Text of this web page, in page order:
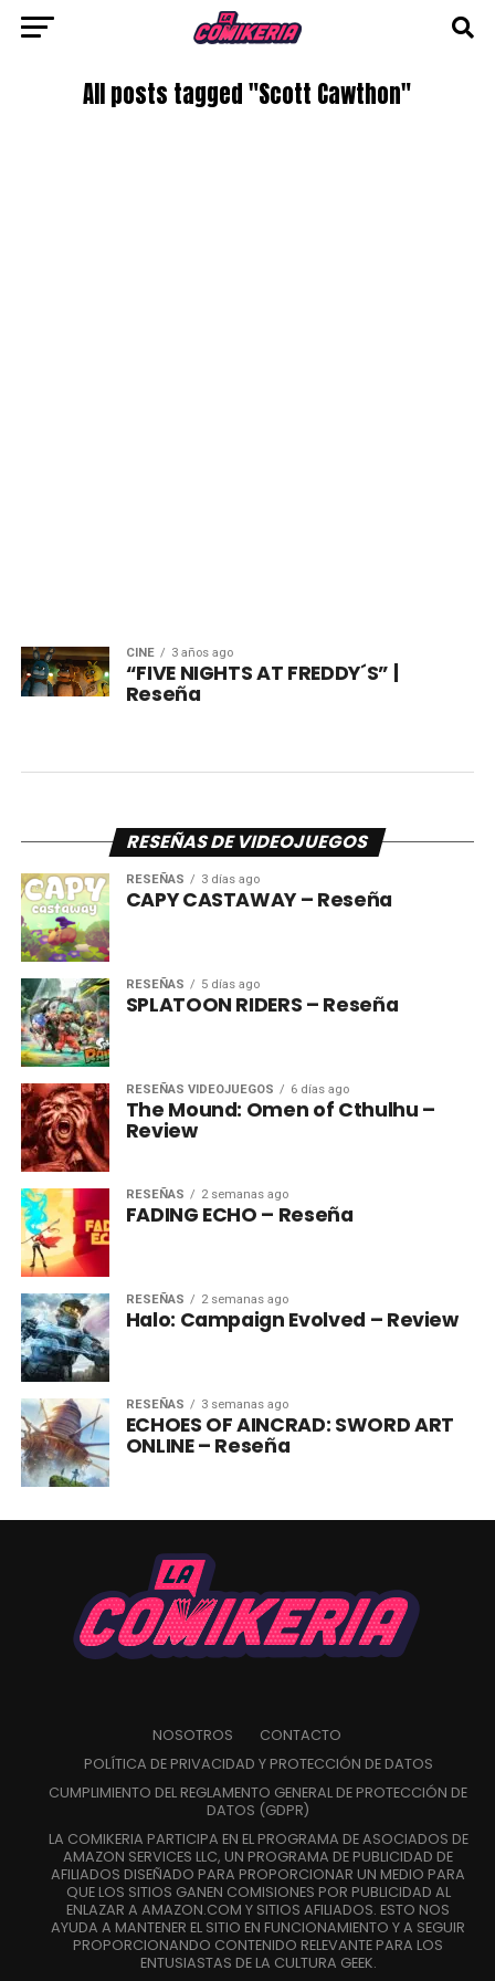
All posts tagged "Scott Cawthon"
CINE 3 años ago
“FIVE NIGHTS AT FREDDY´S” |
Reseña
RESEÑAS DE VIDEOJUEGOS
RESEÑAS 3 días ago
CAPY CASTAWAY – Reseña
RESEÑAS 5 días ago
SPLATOON RIDERS – Reseña
RESEÑAS VIDEOJUEGOS 6 días ago
The Mound: Omen of Cthulhu –
Review
RESEÑAS 2 semanas ago
FADING ECHO – Reseña
RESEÑAS 2 semanas ago
Halo: Campaign Evolved – Review
RESEÑAS 3 semanas ago
ECHOES OF AINCRAD: SWORD ART
ONLINE – Reseña
NOSOTROS
CONTACTO
POLÍTICA DE PRIVACIDAD Y PROTECCIÓN DE DATOS
CUMPLIMIENTO DEL REGLAMENTO GENERAL DE PROTECCIÓN DE
DATOS (GDPR)
LA COMIKERIA PARTICIPA EN EL PROGRAMA DE ASOCIADOS DE
AMAZON SERVICES LLC, UN PROGRAMA DE PUBLICIDAD DE
AFILIADOS DISEÑADO PARA PROPORCIONAR UN MEDIO PARA
QUE LOS SITIOS GANEN COMISIONES POR PUBLICIDAD AL
ENLAZAR A AMAZON.COM Y SITIOS AFILIADOS. ESTO NOS
AYUDA A MANTENER EL SITIO EN FUNCIONAMIENTO Y A SEGUIR
PROPORCIONANDO CONTENIDO RELEVANTE PARA LOS
ENTUSIASTAS DE LA CULTURA GEEK.